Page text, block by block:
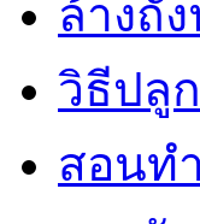
ล้างถั
วิธีปลู
สอนท